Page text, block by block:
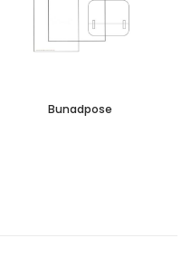
Bunadpose